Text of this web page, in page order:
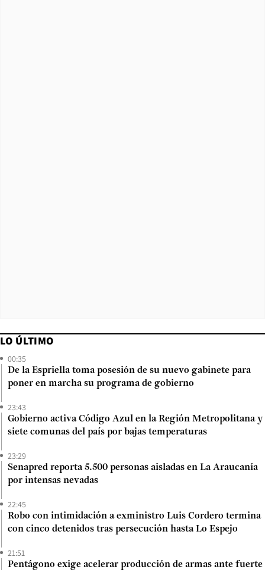
LO ÚLTIMO
00:35
De la Espriella toma posesión de su nuevo gabinete para
poner en marcha su programa de gobierno
23:43
Gobierno activa Código Azul en la Región Metropolitana y
siete comunas del país por bajas temperaturas
23:29
Senapred reporta 5.500 personas aisladas en La Araucanía
por intensas nevadas
22:45
Robo con intimidación a exministro Luis Cordero termina
con cinco detenidos tras persecución hasta Lo Espejo
21:51
Pentágono exige acelerar producción de armas ante fuerte